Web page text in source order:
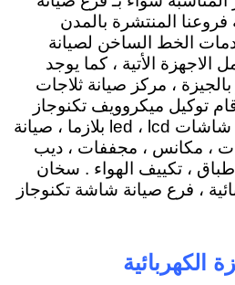
فروعنا المنتشرة بالمدن
الخط الساخن لصيانة
الأتية ، كما يوجد
، مركز صيانة ثلاجات
توكيل ميكروويف تكنوجاز
اسكندرية ، مركز خدمة شاشات led ، lcd بلازما ، صيانة
، مكانس ، مجففات ، ديب
، تكييف الهواء . سخان
، فرع صيانة شاشة تكنوجاز
الكهربائية